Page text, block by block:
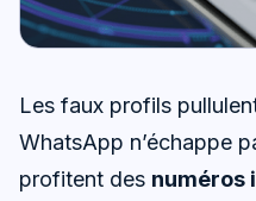
Les faux profils
WhatsApp n’échappe
profitent des numéros